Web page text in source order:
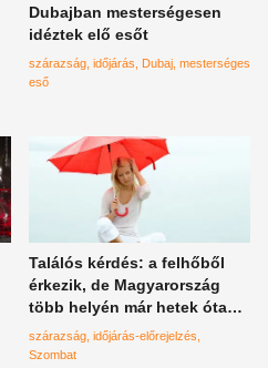
Dubajban mesterségesen
idéztek elő esőt
szárazság időjárás Dubaj mesterséges
eső
Találós kérdés: a felhőből
érkezik, de Magyarország
több helyén már hetek óta
nem találkozhattak vele –
ahogy most sem. Mi az?
szárazság időjárás-előrejelzés
Szombat